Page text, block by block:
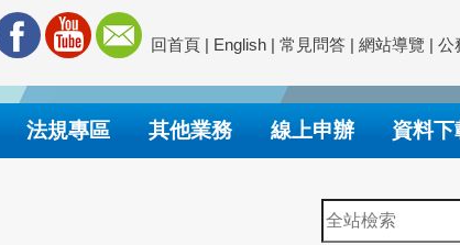
回首頁 | English | 常見問答 | 網站導覽 | 公
法規專區 其他業務 線上申辦 資料下
全
站